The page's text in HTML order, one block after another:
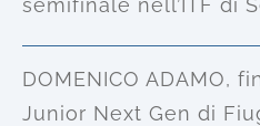
semifinale nell’ITF di
DOMENICO ADAMO,
Junior Next Gen di